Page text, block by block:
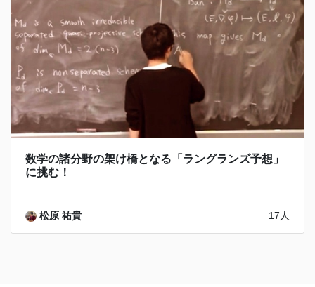
数学の諸分野の架け橋となる「ラングランズ予想」
に挑む！
松原 祐貴 17人